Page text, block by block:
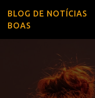
BLOG DE NOTÍCIAS
BOAS